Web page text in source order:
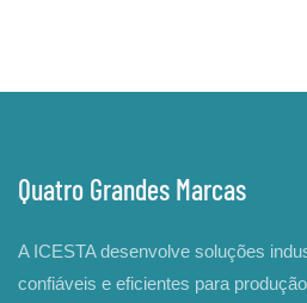
Quatro Grandes Marcas
A ICESTA desenvolve soluções
confiáveis ​​e eficientes para